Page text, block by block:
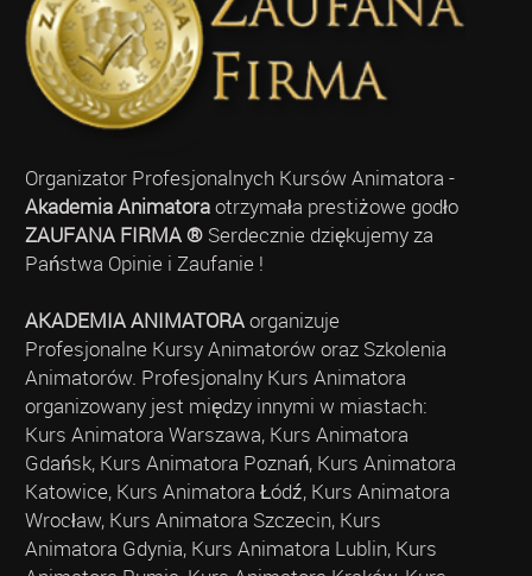
Organizator Profesjonalnych Kursów Animatora -
Akademia Animatoraotrzymała prestiżowe godło
ZAUFANA FIRMA ®Serdecznie dziękujemy za
Państwa Opinie i Zaufanie !
AKADEMIA ANIMATORAorganizuje
Profesjonalne Kursy Animatorów oraz Szkolenia
Animatorów. Profesjonalny Kurs Animatora
organizowany jest między innymi w miastach:
Kurs Animatora Warszawa, Kurs Animatora
Gdańsk, Kurs Animatora Poznań, Kurs Animatora
Katowice, Kurs Animatora Łódź, Kurs Animatora
Wrocław, Kurs Animatora Szczecin, Kurs
Animatora Gdynia, Kurs Animatora Lublin, Kurs